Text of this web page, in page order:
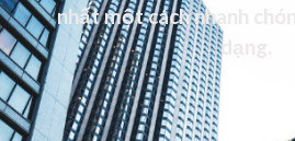
nhất một cách nhanh
dạng.